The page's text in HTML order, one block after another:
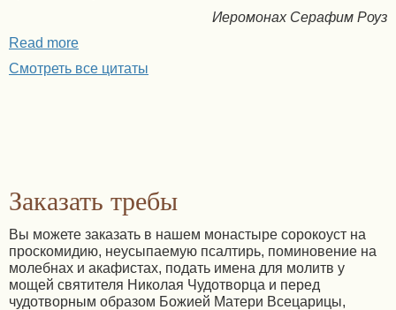
Иеромонах Серафим Роуз
Read more
Смотреть все цитаты
Заказать требы
Вы можете заказать в нашем монастыре сорокоуст на
проскомидию, неусыпаемую псалтирь, поминовение на
молебнах и акафистах, подать имена для молитв у
мощей святителя Николая Чудотворца и перед
чудотворным образом Божией Матери Всецарицы,